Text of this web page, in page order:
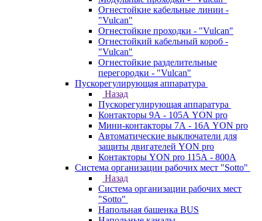
Огнестойкие кабельные линии -
"Vulcan"
Огнестойкие проходки - "Vulcan"
Огнестойкий кабельный короб -
"Vulcan"
Огнестойкие разделительные
перегородки - "Vulcan"
Пускорегулирующая аппаратура
Назад
Пускорегулирующая аппаратура
Контакторы 9А - 105А YON pro
Мини-контакторы 7А - 16А YON pro
Автоматические выключатели для
защиты двигателей YON pro
Контакторы YON pro 115А - 800А
Система организации рабочих мест "Sotto"
Назад
Система организации рабочих мест
"Sotto"
Напольная башенка BUS